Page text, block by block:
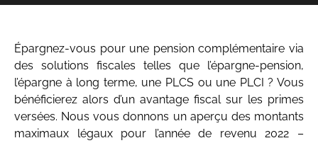
Épargnez-vous pour une pension complémentaire via
des solutions fiscales telles que l’épargne-pension,
l’épargne à long terme, une PLCS ou une PLCI ? Vous
bénéficierez alors d’un avantage fiscal sur les primes
versées. Nous vous donnons un aperçu des montants
maximaux légaux pour l’année de revenu 2022 –